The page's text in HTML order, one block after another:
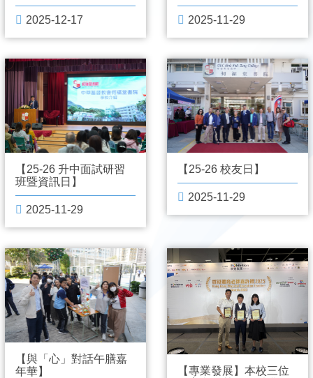
2025-12-17 2025-11-29
【25-26 升中面試研習
班暨資訊日】
2025-11-29
【25-26 校友日】
2025-11-29
【與「心」對話午膳嘉
年華】
【專業發展】本校三位